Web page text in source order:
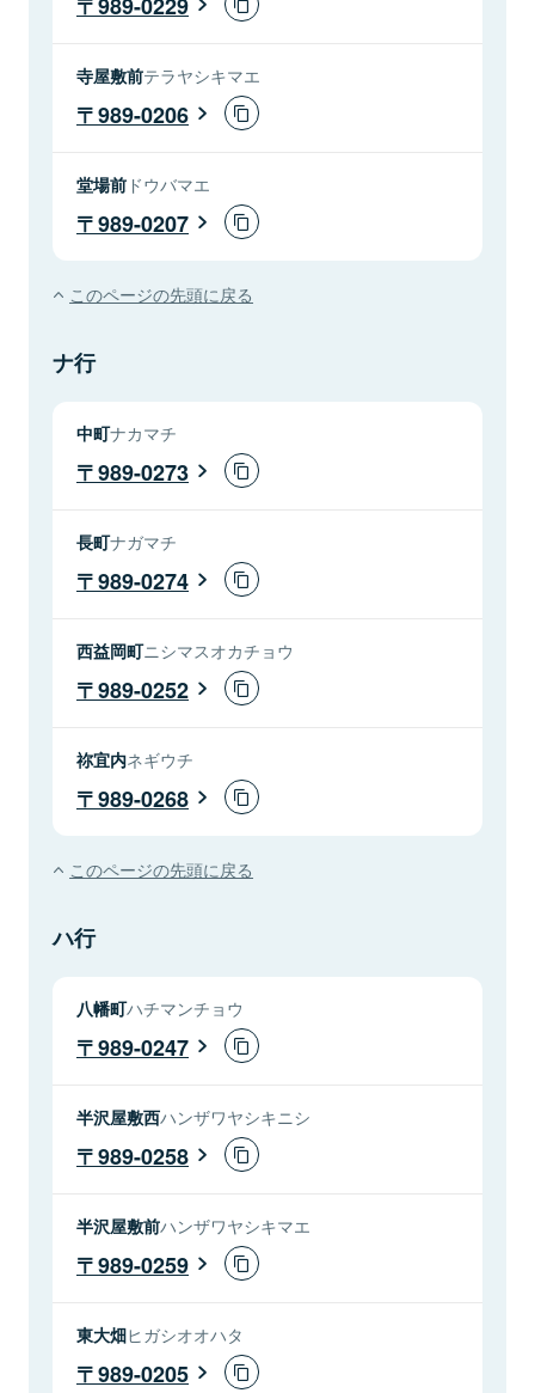
寺屋敷前テラヤシキマエ
989-0206
堂場前 ドウバマエ
989-0207
このページの先頭に戻る
ナ行
中町ナカマチ
989-0273
長町ナガマチ
989-0274
西益岡町ニシマスオカチョウ
989-0252
祢宜内ネギウチ
989-0268
このページの先頭に戻る
ハ行
八幡町ハチマンチョウ
989-0247
半沢屋敷西ハンザワヤシキニシ
989-0258
半沢屋敷前ハンザワヤシキマエ
989-0259
東大畑ヒガシオオハタ
989-0205